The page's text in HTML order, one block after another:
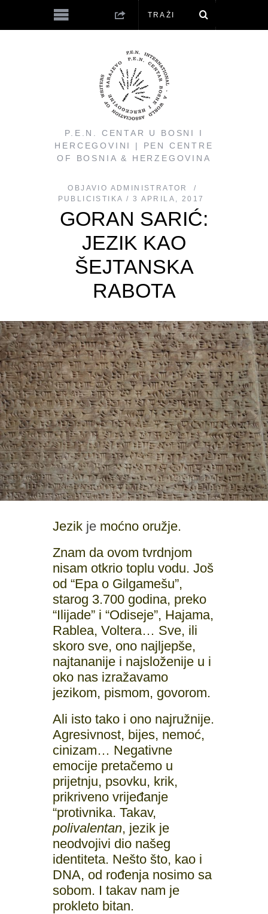
P.E.N. CENTAR U BOSNI I
HERCEGOVINI | PEN CENTRE
OF BOSNIA & HERZEGOVINA
OBJAVIO ADMINISTRATOR
PUBLICISTIKA
3 APRILA, 2017
GORAN SARIĆ:
JEZIK KAO
ŠEJTANSKA
RABOTA
Jezik jemoćno oružje.
Znam da ovom tvrdnjom
nisam otkrio toplu vodu. Još
od “Epa o Gilgamešu”,
starog 3.700 godina, preko
“Ilijade” i “Odiseje”, Hajama,
Rablea, Voltera… Sve, ili
skoro sve, ono najljepše,
najtananije i najsloženije u i
oko nas izražavamo
jezikom, pismom, govorom.
Ali isto tako i ono najružnije.
Agresivnost, bijes, nemoć,
cinizam… Negativne
emocije pretačemo u
prijetnju, psovku, krik,
prikriveno vrijeđanje
“protivnika. Takav,
polivalentan, jezik je
neodvojivi dio našeg
identiteta. Nešto što, kao i
DNA, od rođenja nosimo sa
sobom. I takav nam je
prokleto bitan.